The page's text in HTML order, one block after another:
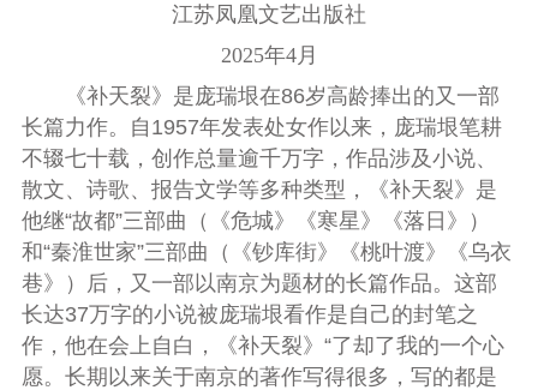
江苏凤凰文艺出版社
2025年4月
《补天裂》是庞瑞垠在86岁高龄捧出的又一部
长篇力作。自1957年发表处女作以来，庞瑞垠笔耕
不辍七十载，创作总量逾千万字，作品涉及小说、
散文、诗歌、报告文学等多种类型，《补天裂》是
他继“故都”三部曲（《危城》《寒星》《落日》）
和“秦淮世家”三部曲（《钞库街》《桃叶渡》《乌衣
巷》）后，又一部以南京为题材的长篇作品。这部
长达37万字的小说被庞瑞垠看作是自己的封笔之
作，他在会上自白，《补天裂》“了却了我的一个心
愿。长期以来关于南京的著作写得很多，写的都是